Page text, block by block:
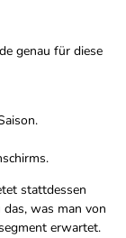
genau für diese
stattdessen
das, was man von
erwartet.